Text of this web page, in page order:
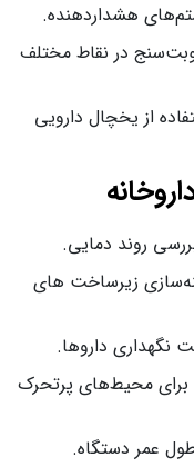
هشداردهنده.
در نقاط مختلف
از یخچال دارویی
روند دمایی.
زیرساخت‌ های
نگهداری داروها.
برای محیط‌های پرتحرک
عمر دستگاه.